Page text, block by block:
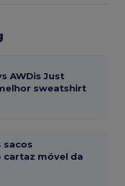
AWDis Just
sweatshirt
sacos
cartaz móvel da